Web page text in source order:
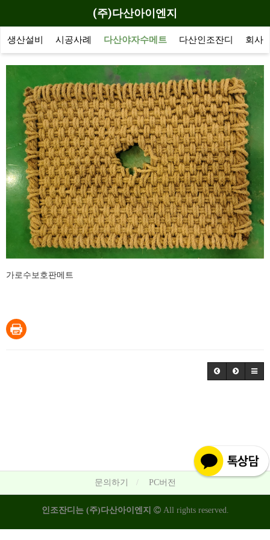
(주)다산아이엔지
생산설비 시공사례 다산야자수메트 다산인조잔디 회사
가로수보호판메트
문의하기 PC버전
인조잔디는 (주)다산아이엔지 All rights reserved.